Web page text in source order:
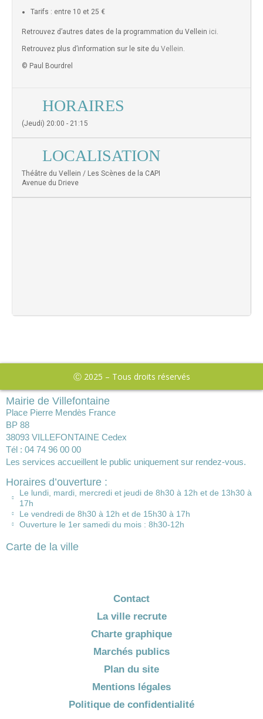
Tarifs : entre 10 et 25 €
Retrouvez d’autres dates de la programmation du Vellein ici.
Retrouvez plus d’information sur le site du Vellein.
© Paul Bourdrel
HORAIRES
(Jeudi) 20:00 - 21:15
LOCALISATION
Théâtre du Vellein / Les Scènes de la CAPI
Avenue du Drieve
Ⓒ 2025 – Tous droits réservés
Mairie de Villefontaine
Place Pierre Mendès France
BP 88
38093 VILLEFONTAINE Cedex
Tél : 04 74 96 00 00
Les services accueillent le public uniquement sur rendez-vous.
Horaires d’ouverture :
Le lundi, mardi, mercredi et jeudi de 8h30 à 12h et de 13h30 à
17h
Le vendredi de 8h30 à 12h et de 15h30 à 17h
Ouverture le 1er samedi du mois : 8h30-12h
Carte de la ville
Contact
La ville recrute
Charte graphique
Marchés publics
Plan du site
Mentions légales
Politique de confidentialité